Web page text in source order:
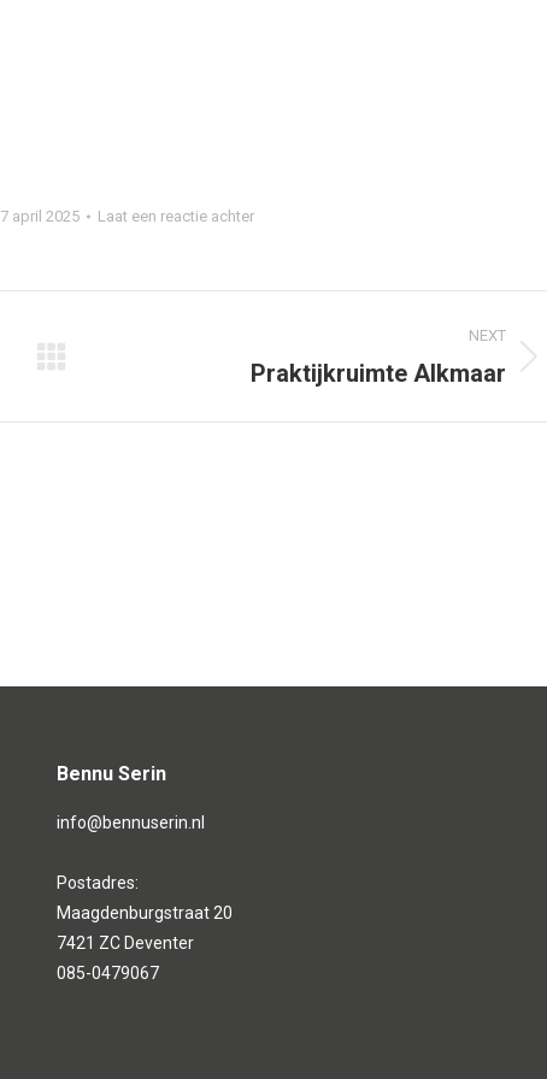
7 april 2025 Laat een reactie achter
NEXT
Praktijkruimte Alkmaar
Bennu Serin
info@bennuserin.nl
Postadres:
Maagdenburgstraat 20
7421 ZC Deventer
085-0479067